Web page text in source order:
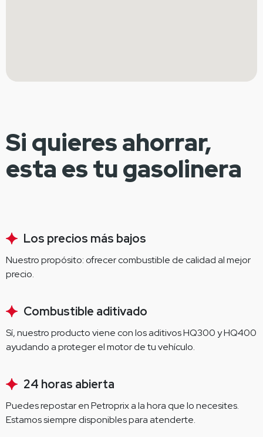
Si quieres ahorrar,
esta es tu gasolinera
Los precios más bajos
Nuestro propósito: ofrecer combustible de calidad al mejor
precio.
Combustible aditivado
Sí, nuestro producto viene con los aditivos HQ300 y HQ400
ayudando a proteger el motor de tu vehículo.
24 horas abierta
Puedes repostar en Petroprix a la hora que lo necesites.
Estamos siempre disponibles para atenderte.